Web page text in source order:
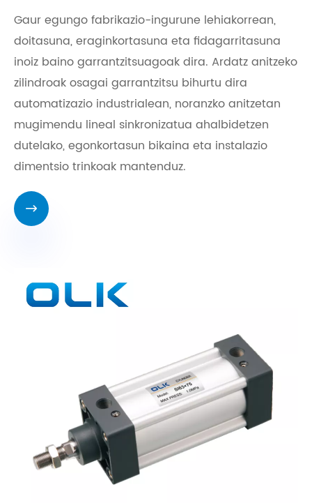
Gaur egungo fabrikazio-ingurune lehiakorrean,
doitasuna, eraginkortasuna eta fidagarritasuna
inoiz baino garrantzitsuagoak dira. Ardatz anitzeko
zilindroak osagai garrantzitsu bihurtu dira
automatizazio industrialean, noranzko anitzetan
mugimendu lineal sinkronizatua ahalbidetzen
dutelako, egonkortasun bikaina eta instalazio
dimentsio trinkoak mantenduz.
